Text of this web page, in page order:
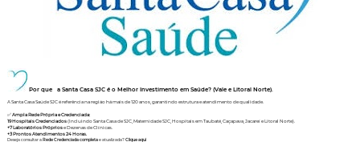
Por que a Santa Casa SJC é o Melhor Investimento em Saúde? (Vale e Litoral Norte).
A Santa Casa Saúde SJC é referência na região há mais de 120 anos, garantindo estrutura e atendimento de qualidade.
✅Ampla Rede Própria e Credenciada:
19 Hospitais Credenciados(Incluindo Santa Casa de SJC, Maternidade SJC, Hospitais em Taubaté, Caçapava, Jacareí e Litoral Norte).
+7 Laboratórios Própriose Dezenas de Clínicas.
+3 Prontos Atendimentos 24 Horas.
Deseja consultar a Rede Credenciada completae atualizada?Clique aqui